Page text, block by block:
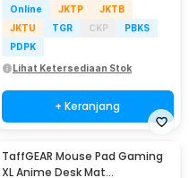
Online JKTP
JKTB
JKTU
TGR CKP
PBKS
PDPK
Lihat Ketersediaan Stok
+ Keranjang
TaffGEAR Mouse Pad Gaming
XL Anime Desk Mat